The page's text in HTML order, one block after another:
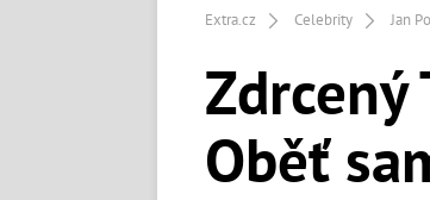
Extra.cz Celebrity Jan
Zdrcený
Oběť